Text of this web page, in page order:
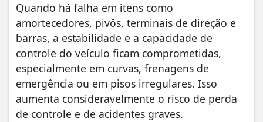
Quando há falha em itens como
amortecedores, pivôs, terminais de direção e
barras, a estabilidade e a capacidade de
controle do veículo ficam comprometidas,
especialmente em curvas, frenagens de
emergência ou em pisos irregulares. Isso
aumenta consideravelmente o risco de perda
de controle e de acidentes graves.